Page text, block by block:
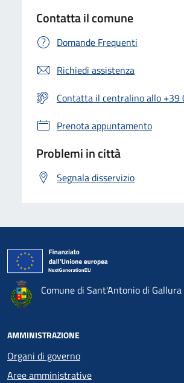
Contatta il comune
Domande Frequenti
Richiedi assistenza
Contatta il centralino allo +39
Prenota appuntamento
Problemi in città
Segnala disservizio
Comune di Sant'Antonio di Gallura
AMMINISTRAZIONE
Organi di governo
Aree amministrative